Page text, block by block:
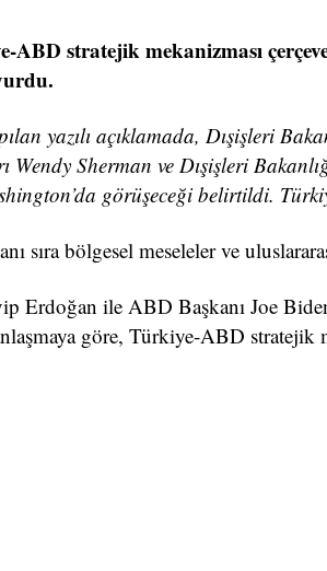
ABD stratejik mekanizması
yazılı açıklamada, Dışişleri
Wendy Sherman ve Dışişleri
görüşeceği belirtildi.
sıra bölgesel meseleler ve
Erdoğan ile ABD Başkanı Joe
göre, Türkiye-ABD stratejik